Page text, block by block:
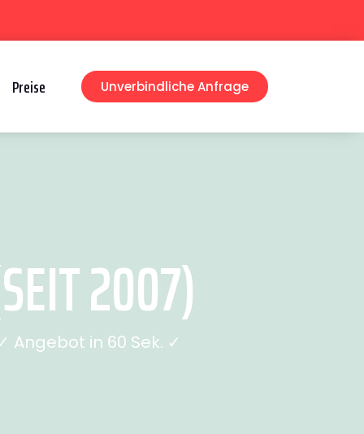
Preise Unverbindliche Anfrage
2007)
Angebot in 60 Sek. ✓